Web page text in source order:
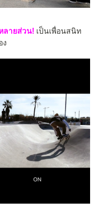
ลายส่วน! เป็นเพื่อนสนิท
ง